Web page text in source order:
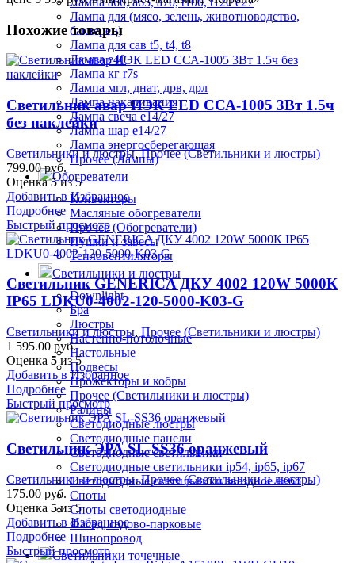
Лампа для (мясо, зелень, животноводство,
бактерец)
Лампа для сав t5, t4, t8
Лампа е40
Лампа кг r7s
Лампа мгл, днат, дрв, дрл
Лампа накаливания
Лампа свеча е14/27
Лампа шар е14/27
Лампа энергосберегающая
Прочее (Лампы)
Обогреватели
Конвекторы
Масляные обогреватели
Прочее (Обогреватели)
Пушки и завесы
Тепловентиляторы
Светильники и люстры
Downlight
Бра
Люстры
Настенно-потолочные
Настольные
Подвесы
Прожекторы и кобры
Прочее (Светильники и люстры)
Ралины
Светодиодные люстры
Светодиодные панели
Светодиодные светильники
Светодиодные светильники ip54, ip65, ip67
Светодиодные светильники звездное небо
Споты
Споты светодиодные
Фасад, садово-парковые
Шинопровод
Светильники точечные
Похожие товары
Светильник авар ИЭК LED ССА-1005 3Вт 1.5ч
без наклейки
Светильники и люстры,Прочее (Светильники и люстры)
799.00руб.
Оценка5из 5
Добавить в Избранное
Подробнее
Быстрый просмотр
Светильник GENERICA ДКУ 4002 120W 5000К
IP65 LDKU0-4002-120-5000-K03-G
Светильники и люстры, Прочее (Светильники и люстры)
1 595.00 руб.
Оценка 5из 5
Добавить в Избранное
Подробнее
Быстрый просмотр
Светильник ЭРА SL-SS36 оранжевый
Светильники и люстры,Прочее (Светильники и люстры)
175.00 руб.
Оценка 5из 5
Добавить в Избранное
Подробнее
Быстрый просмотр